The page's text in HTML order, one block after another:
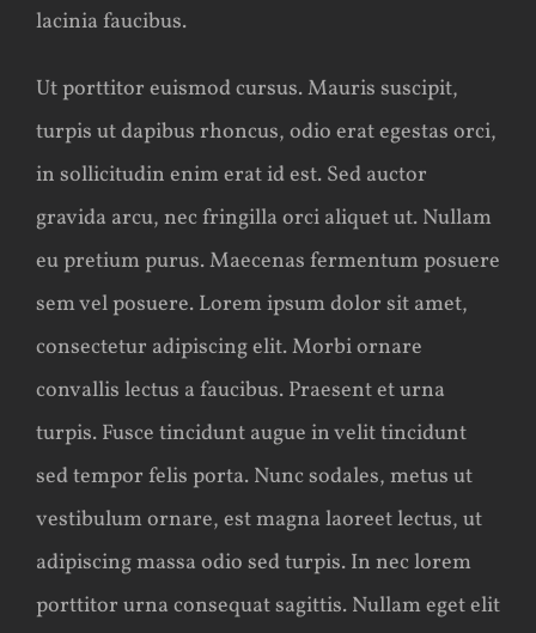
lacinia faucibus.
Ut porttitor euismod cursus. Mauris suscipit,
turpis ut dapibus rhoncus, odio erat egestas orci,
in sollicitudin enim erat id est. Sed auctor
gravida arcu, nec fringilla orci aliquet ut. Nullam
eu pretium purus. Maecenas fermentum posuere
sem vel posuere. Lorem ipsum dolor sit amet,
consectetur adipiscing elit. Morbi ornare
convallis lectus a faucibus. Praesent et urna
turpis. Fusce tincidunt augue in velit tincidunt
sed tempor felis porta. Nunc sodales, metus ut
vestibulum ornare, est magna laoreet lectus, ut
adipiscing massa odio sed turpis. In nec lorem
porttitor urna consequat sagittis. Nullam eget elit